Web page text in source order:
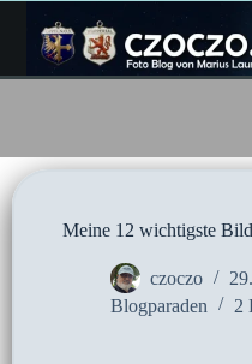
Inhalt
springen
Meine 12 wichtigste
czoczo
Blogparaden
2